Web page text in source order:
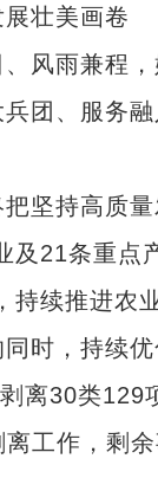
壮美画卷
雨兼程，
团、服务
持高质量
及21条重点
持续推进农
，持续优
离30类
工作，剩